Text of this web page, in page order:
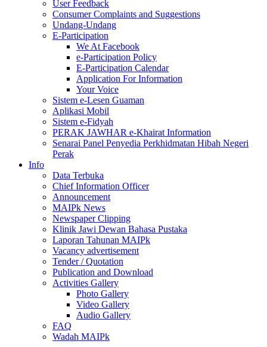
User Feedback
Consumer Complaints and Suggestions
Undang-Undang
E-Participation
We At Facebook
e-Participation Policy
E-Participation Calendar
Application For Information
Your Voice
Sistem e-Lesen Guaman
Aplikasi Mobil
Sistem e-Fidyah
PERAK JAWHAR e-Khairat Information
Senarai Panel Penyedia Perkhidmatan Hibah Negeri
Perak
Info
Data Terbuka
Chief Information Officer
Announcement
MAIPk News
Newspaper Clipping
Klinik Jawi Dewan Bahasa Pustaka
Laporan Tahunan MAIPk
Vacancy advertisement
Tender / Quotation
Publication and Download
Activities Gallery
Photo Gallery
Video Gallery
Audio Gallery
FAQ
Wadah MAIPk